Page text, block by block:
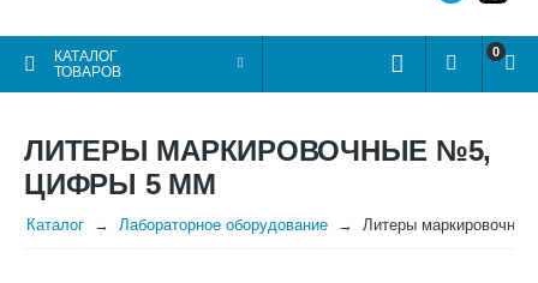
КАТАЛОГ
ТОВАРОВ
0
ЛИТЕРЫ МАРКИРОВОЧНЫЕ №5,
ЦИФРЫ 5 ММ
Каталог Лабораторное оборудование Литеры